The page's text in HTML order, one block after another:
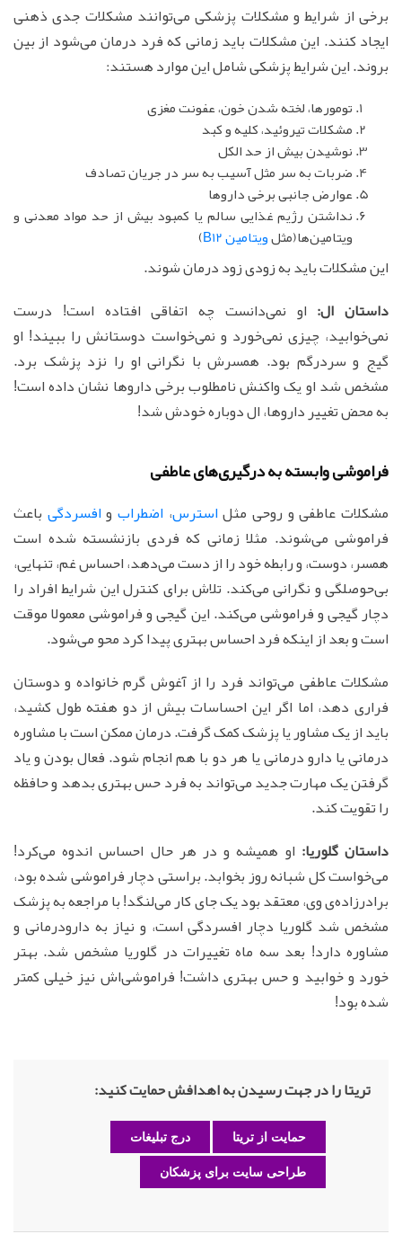
برخی از شرایط و مشکلات پزشکی می‌توانند مشکلات جدی ذهنی
ایجاد کنند. این مشکلات باید زمانی که فرد درمان می‌شود از بین
بروند. این شرایط پزشکی شامل این موارد هستند:
تومورها، لخته شدن خون، عفونت مغزی
مشکلات تیروئید، کلیه و کبد
نوشیدن بیش از حد الکل
ضربات به سر مثل آسیب به سر در جریان تصادف
عوارض جانبی برخی داروها
نداشتن رژیم غذایی سالم یا کمبود بیش از حد مواد معدنی و
ویتامین‌ها(مثلویتامین B12 )
این مشکلات باید به زودی زود درمان شوند.
داستان ال: او نمی‌دانست چه اتفاقی افتاده است! درست
نمی‌خوابید، چیزی نمی‌خورد و نمی‌خواست دوستانش را ببیند! او
گیج و سردرگم بود. همسرش با نگرانی او را نزد پزشک برد.
مشخص شد او یک واکنش نامطلوب برخی داروها نشان داده است!
به محض تغییر داروها، ال دوباره خودش شد!
فراموشی وابسته به درگیری‌های عاطفی
مشکلات عاطفی و روحی مثلاسترس، اضطرابوافسردگی باعث
فراموشی می‌شوند. مثلا زمانی که فردی بازنشسته شده است
همسر، دوست، و رابطه خود را از دست می‌دهد، احساس غم، تنهایی،
بی‌حوصلگی و نگرانی می‌کند. تلاش برای کنترل این شرایط افراد را
دچار گیجی و فراموشی می‌کند. این گیجی و فراموشی معمولا موقت
است و بعد از اینکه فرد احساس بهتری پیدا کرد محو می‌شود.
مشکلات عاطفی می‌تواند فرد را از آغوش گرم خانواده و دوستان
فراری دهد، اما اگر این احساسات بیش از دو هفته طول کشید،
باید از یک مشاور یا پزشک کمک گرفت. درمان ممکن است با مشاوره
درمانی یا دارو درمانی یا هر دو با هم انجام شود. فعال بودن و یاد
گرفتن یک مهارت جدید می‌تواند به فرد حس بهتری بدهد و حافظه
را تقویت کند.
داستان گلوریا: او همیشه و در هر حال احساس اندوه می‌کرد!
می‌خواست کل شبانه روز بخوابد. براستی دچار فراموشی شده بود،
برادرزاده‌ی وی، معتقد بود یک جای کار می‌لنگد! با مراجعه به پزشک
مشخص شد گلوریا دچار افسردگی است، و نیاز به دارودرمانی و
مشاوره دارد! بعد سه ماه تغییرات در گلوریا مشخص شد. بهتر
خورد و خوابید و حس بهتری داشت! فراموشی‌اش نیز خیلی کمتر
شده بود!
تریتا را در جهت رسیدن به اهدافش حمایت کنید:
حمایت از تریتا درج تبلیغات
طراحی سایت برای پزشکان